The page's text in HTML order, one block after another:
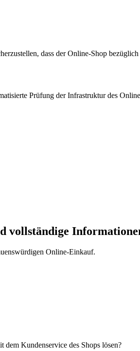
dass der Online-Shop
Prüfung der Infrastruktur des
vollständige
Online-Einkauf.
dem Kundenservice des Shops lösen?